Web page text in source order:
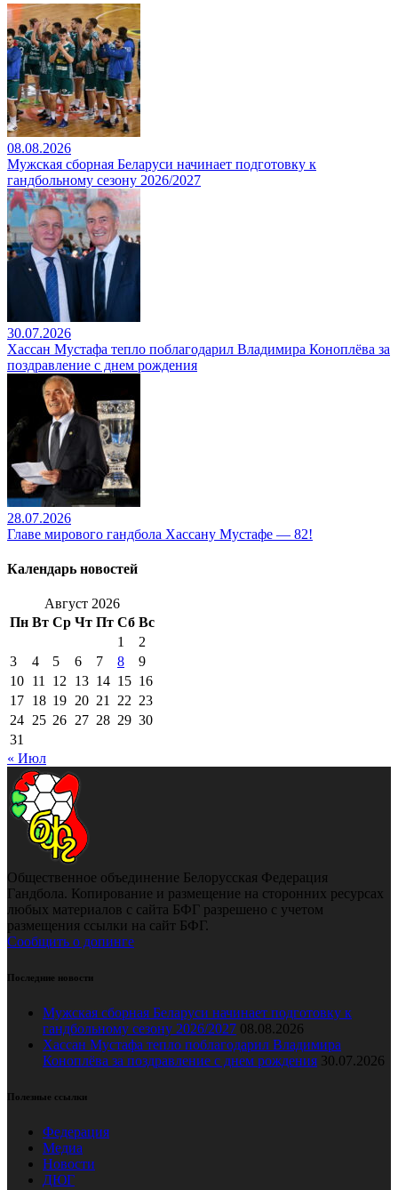
08.08.2026
Мужская сборная Беларуси начинает подготовку к
гандбольному сезону 2026/2027
30.07.2026
Хассан Мустафа тепло поблагодарил Владимира Коноплёва за
поздравление с днем рождения
28.07.2026
Главе мирового гандбола Хассану Мустафе — 82!
Календарь новостей
Август 2026
Пн Вт Ср Чт Пт Сб Вс
1
2
3
4 5 6 7 8
9
10 11 12 13 14 15 16
17 18 19 20 21 22 23
24 25 26 27 28 29 30
31
« Июл
Общественное объединение Белорусская Федерация
Гандбола. Копирование и размещение на сторонних ресурсах
любых материалов с сайта БФГ разрешено с учетом
размещения ссылки на сайт БФГ.
Сообщить о допинге
Последние новости
Мужская сборная Беларуси начинает подготовку к
гандбольному сезону 2026/2027 08.08.2026
Хассан Мустафа тепло поблагодарил Владимира
Коноплёва за поздравление с днем рождения 30.07.2026
Полезные ссылки
Федерация
Медиа
Новости
ДЮГ